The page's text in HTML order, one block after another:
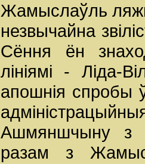
Жамыслаўль
незвычайна
Сёння ён
лініямі - Ліда-
апошнія спробы
Ашмяншчыну з
разам з